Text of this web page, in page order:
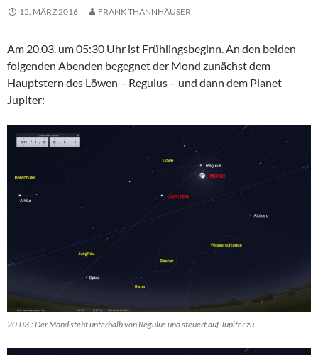
15. MÄRZ 2016 FRANK THANNHÄUSER
Am 20.03. um 05:30 Uhr ist Frühlingsbeginn. An den beiden
folgenden Abenden begegnet der Mond zunächst dem
Hauptstern des Löwen – Regulus – und dann dem Planet
Jupiter:
20.03.: Der Mond steht unterhalb von Regulus und steuert auf Jupiter zu